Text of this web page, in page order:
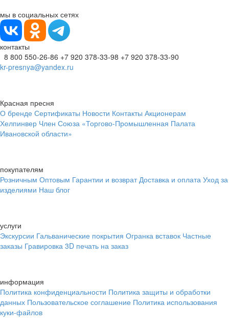
мы в социальных сетях
контакты
8 800 550-26-86 +7 920 378-33-98 +7 920 378-33-90
kr-presnya@yandex.ru
Красная пресня
О бренде Сертификаты Новости Контакты Акционерам
Хелпинвер Член Союза «Торгово-Промышленная Палата
Ивановской области»
покупателям
Розничным Оптовым Гарантии и возврат Доставка и оплата Уход за
изделиями Наш блог
услуги
Экскурсии Гальванические покрытия Огранка вставок Частные
заказы Гравировка 3D печать на заказ
информация
Политика конфиденциальности Политика защиты и обработки
данных Пользовательское соглашение Политика использования
куки-файлов